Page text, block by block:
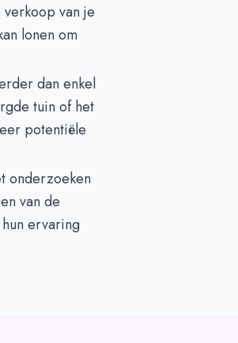
van je
lonen om
dan enkel
tuin of het
potentiële
onderzoeken
van de
ervaring